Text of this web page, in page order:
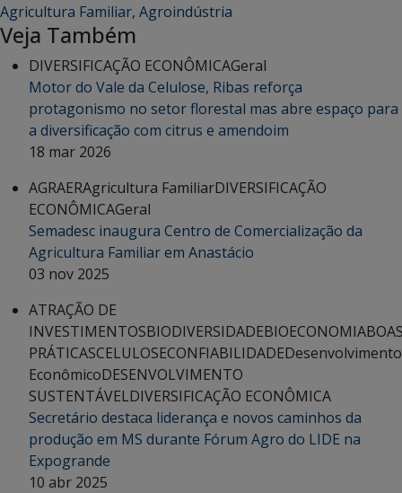
Agricultura Familiar, Agroindústria
Veja Também
DIVERSIFICAÇÃO ECONÔMICAGeral
Motor do Vale da Celulose, Ribas reforça
protagonismo no setor florestal mas abre espaço para
a diversificação com citrus e amendoim
18 mar 2026
AGRAERAgricultura FamiliarDIVERSIFICAÇÃO
ECONÔMICAGeral
Semadesc inaugura Centro de Comercialização da
Agricultura Familiar em Anastácio
03 nov 2025
ATRAÇÃO DE
INVESTIMENTOSBIODIVERSIDADEBIOECONOMIA
PRÁTICASCELULOSECONFIABILIDADEDesenvolvimento
EconômicoDESENVOLVIMENTO
SUSTENTÁVELDIVERSIFICAÇÃO ECONÔMICA
Secretário destaca liderança e novos caminhos da
produção em MS durante Fórum Agro do LIDE na
Expogrande
10 abr 2025